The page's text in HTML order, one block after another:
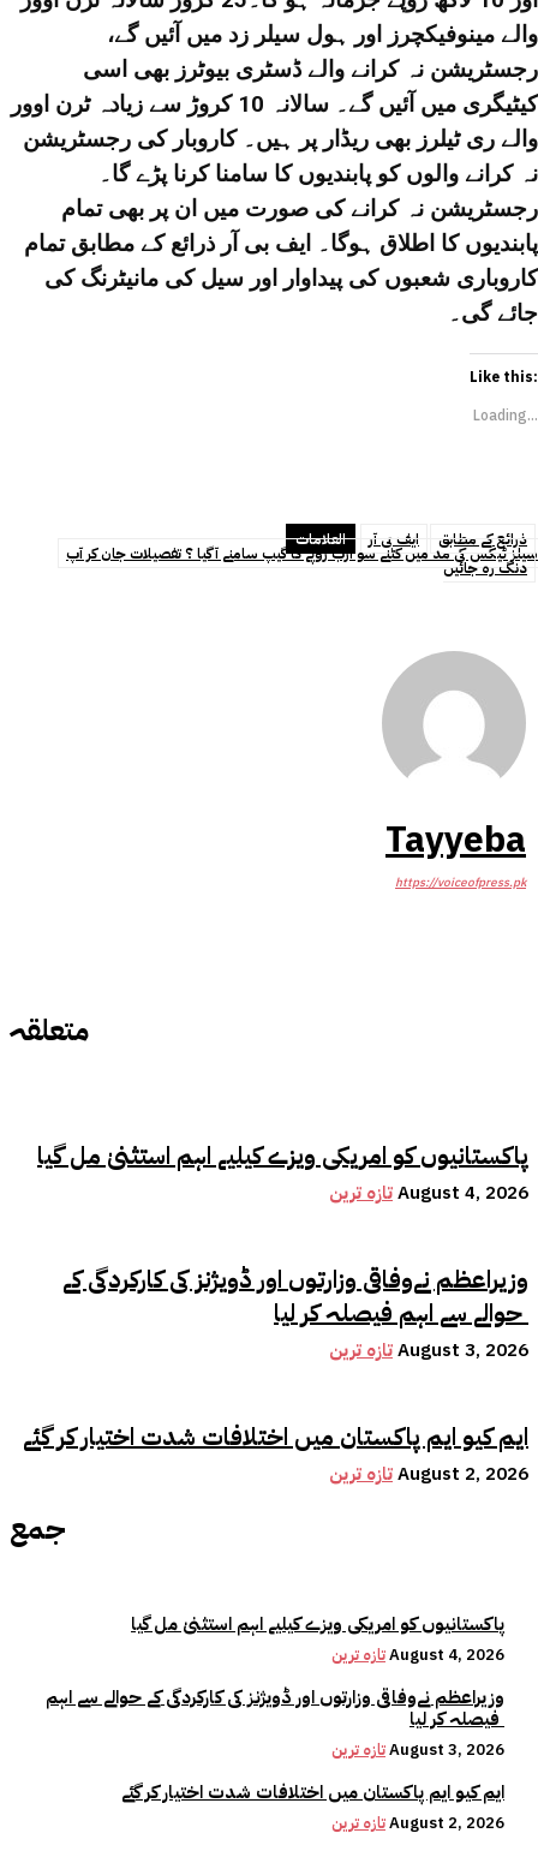
متعلقہ
پاکستانیوں کو امریکی ویزے کیلیے اہم استثنیٰ مل گیا
تازہ ترینAugust 4, 2026
وزیراعظم نےوفاقی وزارتوں اور ڈویژنز کی کارکردگی کے
حوالے سے اہم فیصلہ کر لیا
تازہ ترینAugust 3, 2026
ایم کیو ایم پاکستان میں اختلافات شدت اختیار کر گئے
تازہ ترینAugust 2, 2026
جمع
پاکستانیوں کو امریکی ویزے کیلیے اہم استثنیٰ مل گیا
تازہ ترینAugust 4, 2026
وزیراعظم نےوفاقی وزارتوں اور ڈویژنز کی کارکردگی کے حوالے سے اہم
فیصلہ کر لیا
تازہ ترینAugust 3, 2026
ایم کیو ایم پاکستان میں اختلافات شدت اختیار کر گئے
تازہ ترینAugust 2, 2026
والے مینوفیکچرز اور ہول سیلر زد میں آئیں گے،
رجسٹریشن نہ کرانے والے ڈسٹری بیوٹرز بھی اسی
کیٹیگری میں آئیں گے۔ سالانہ 10 کروڑ سے زیادہ ٹرن اوور
والے ری ٹیلرز بھی ریڈار پر ہیں۔ کاروبار کی رجسٹریشن
نہ کرانے والوں کو پابندیوں کا سامنا کرنا پڑے گا۔
رجسٹریشن نہ کرانے کی صورت میں ان پر بھی تمام
پابندیوں کا اطلاق ہوگا۔ ایف بی آر ذرائع کے مطابق تمام
کاروباری شعبوں کی پیداوار اور سیل کی مانیٹرنگ کی
جائے گی۔
Like this:
Loading...
العلامات ایف بی آر ذرائع کے مطابق
سیلز ٹیکس کی مد میں کتنے سو ارب روپے کا گیپ سامنے آگیا ؟ تفصیلات جان کر آپ
دنگ رہ جائیں
Tayyeba
https://voiceofpress.pk